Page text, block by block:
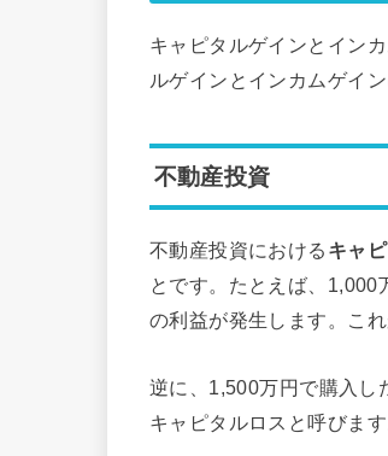
キャピタルゲインとイン
ルゲインとインカムゲイ
不動産投資
不動産投資における キャ
とです。たとえば、1,000
の利益が発生します。こ
逆に、1,500万円で購入し
キャピタルロスと呼びます